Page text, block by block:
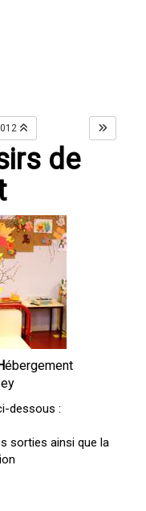
de
ébergement
dessous :
sorties ainsi que la